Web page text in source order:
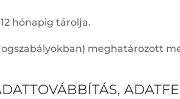
hónapig tárolja.
meghatározott